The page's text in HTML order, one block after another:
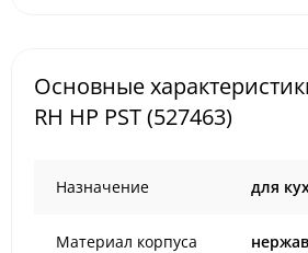
Основные
RH HP PST (527463)
Назначение для
Материал корпуса